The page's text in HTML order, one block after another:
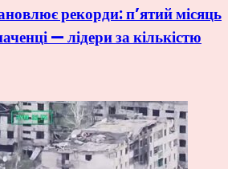
рекорди: п’ятий місяць
— лідери за кількістю